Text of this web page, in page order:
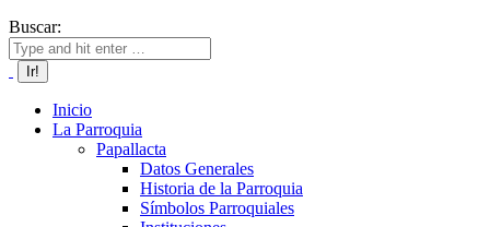
Buscar:
Inicio
La Parroquia
Papallacta
Datos Generales
Historia de la Parroquia
Símbolos Parroquiales